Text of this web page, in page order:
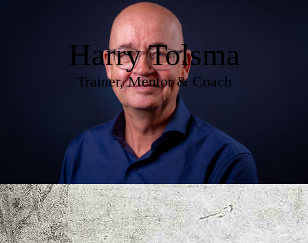
Harry Tolsma
Trainer, Mentor & Coach